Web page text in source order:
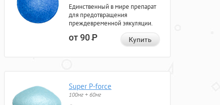
Единственный в мире препарат
для предотвращения
преждевременной эякуляции.
от 90Р Купить
Super P-force
100мг + 60мг